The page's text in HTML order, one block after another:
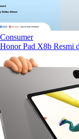
Consumer
Honor Pad X8b Resmi